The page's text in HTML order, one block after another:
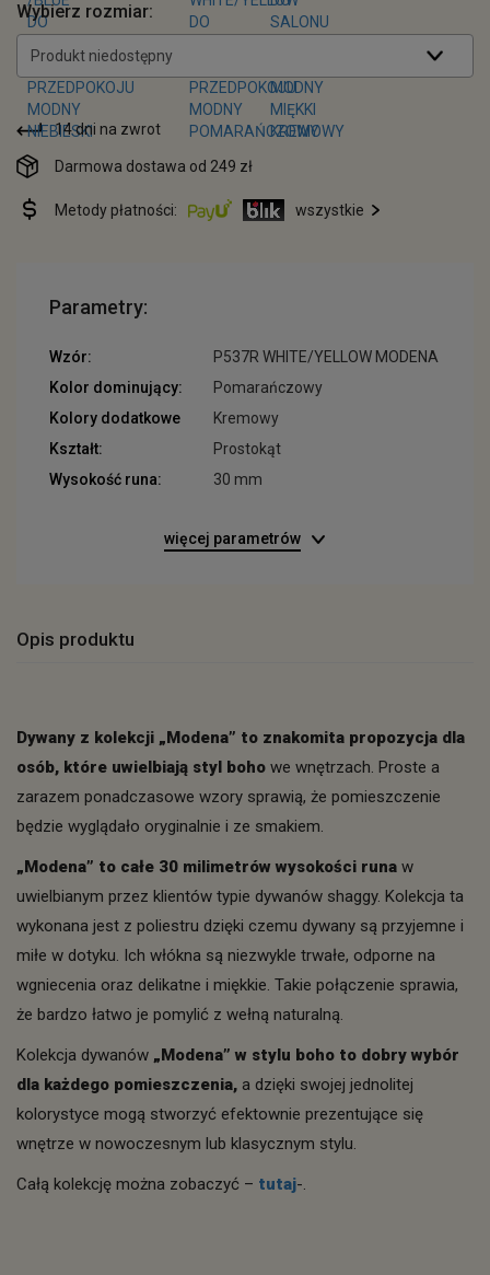
Wybierz rozmiar:
Produkt niedostępny
14 dni na zwrot
Darmowa dostawa od 249 zł
Metody płatności: wszystkie
Parametry:
Wzór:
P537R WHITE/YELLOW MODENA
Kolor dominujący:
Pomarańczowy
Kolory dodatkowe
Kremowy
Kształt:
Prostokąt
Wysokość runa:
30 mm
więcej parametrów
Opis produktu
Dywany z kolekcji „Modena” to znakomita propozycja dla
osób, które uwielbiają styl boho we wnętrzach. Proste a
zarazem ponadczasowe wzory sprawią, że pomieszczenie
będzie wyglądało oryginalnie i ze smakiem.
„Modena” to całe 30 milimetrów wysokości runa w
uwielbianym przez klientów typie dywanów shaggy. Kolekcja ta
wykonana jest z poliestru dzięki czemu dywany są przyjemne i
miłe w dotyku. Ich włókna są niezwykle trwałe, odporne na
wgniecenia oraz delikatne i miękkie. Takie połączenie sprawia,
że bardzo łatwo je pomylić z wełną naturalną.
Kolekcja dywanów „Modena” w stylu boho to dobry wybór
dla każdego pomieszczenia, a dzięki swojej jednolitej
kolorystyce mogą stworzyć efektownie prezentujące się
wnętrze w nowoczesnym lub klasycznym stylu.
Całą kolekcję można zobaczyć – tutaj-.